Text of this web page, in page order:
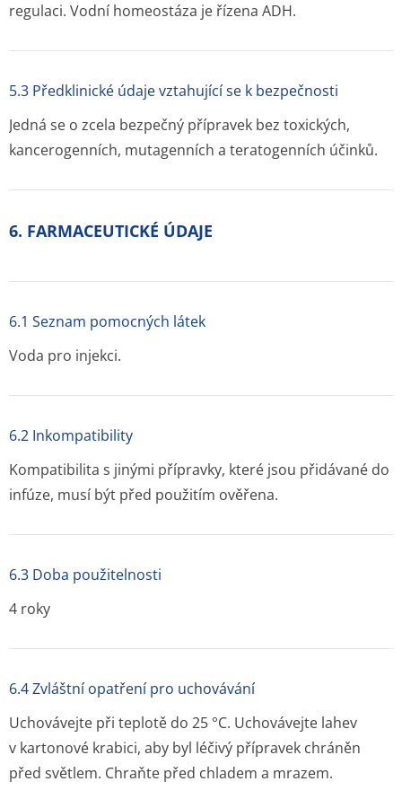
regulaci. Vodní homeostáza je řízena ADH.
5.3 Předklinické údaje vztahující se k bezpečnosti
Jedná se o zcela bezpečný přípravek bez toxických,
kancerogenních, mutagenních a teratogenních účinků.
6. FARMACEUTICKÉ ÚDAJE
6.1 Seznam pomocných látek
Voda pro injekci.
6.2 Inkompatibility
Kompatibilita s jinými přípravky, které jsou přidávané do
infúze, musí být před použitím ověřena.
6.3 Doba použitelnosti
4 roky
6.4 Zvláštní opatření pro uchovávání
Uchovávejte při teplotě do 25 °C. Uchovávejte lahev
v kartonové krabici, aby byl léčivý přípravek chráněn
před světlem. Chraňte před chladem a mrazem.